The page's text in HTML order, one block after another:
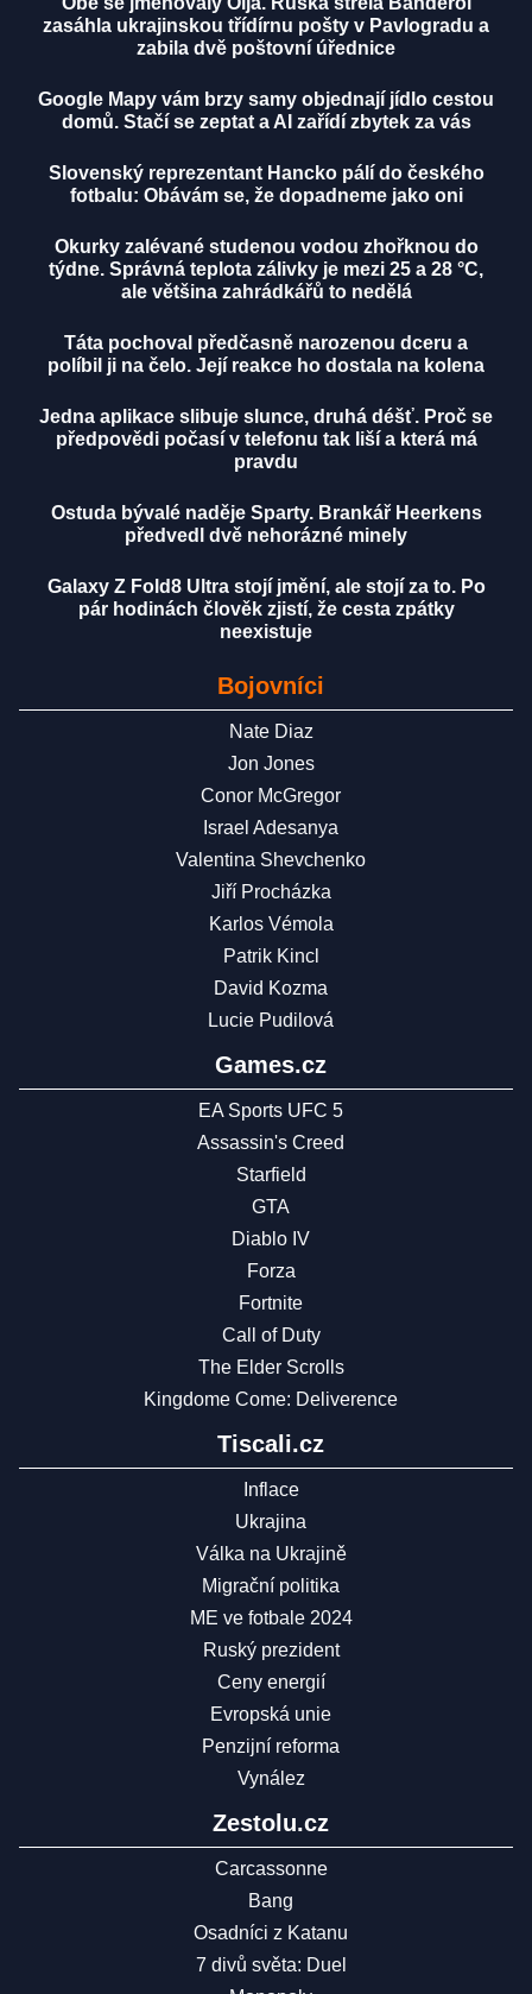
zasáhla ukrajinskou třídírnu pošty v Pavlogradu a
zabila dvě poštovní úřednice
Google Mapy vám brzy samy objednají jídlo cestou
domů. Stačí se zeptat a AI zařídí zbytek za vás
Slovenský reprezentant Hancko pálí do českého
fotbalu: Obávám se, že dopadneme jako oni
Okurky zalévané studenou vodou zhořknou do
týdne. Správná teplota zálivky je mezi 25 a 28 °C,
ale většina zahrádkářů to nedělá
Táta pochoval předčasně narozenou dceru a
políbil ji na čelo. Její reakce ho dostala na kolena
Jedna aplikace slibuje slunce, druhá déšť. Proč se
předpovědi počasí v telefonu tak liší a která má
pravdu
Ostuda bývalé naděje Sparty. Brankář Heerkens
předvedl dvě nehorázné minely
Galaxy Z Fold8 Ultra stojí jmění, ale stojí za to. Po
pár hodinách člověk zjistí, že cesta zpátky
neexistuje
Bojovníci
Nate Diaz
Jon Jones
Conor McGregor
Israel Adesanya
Valentina Shevchenko
Jiří Procházka
Karlos Vémola
Patrik Kincl
David Kozma
Lucie Pudilová
Games.cz
EA Sports UFC 5
Assassin's Creed
Starfield
GTA
Diablo IV
Forza
Fortnite
Call of Duty
The Elder Scrolls
Kingdome Come: Deliverence
Tiscali.cz
Inflace
Ukrajina
Válka na Ukrajině
Migrační politika
ME ve fotbale 2024
Ruský prezident
Ceny energií
Evropská unie
Penzijní reforma
Vynález
Zestolu.cz
Carcassonne
Bang
Osadníci z Katanu
7 divů světa: Duel